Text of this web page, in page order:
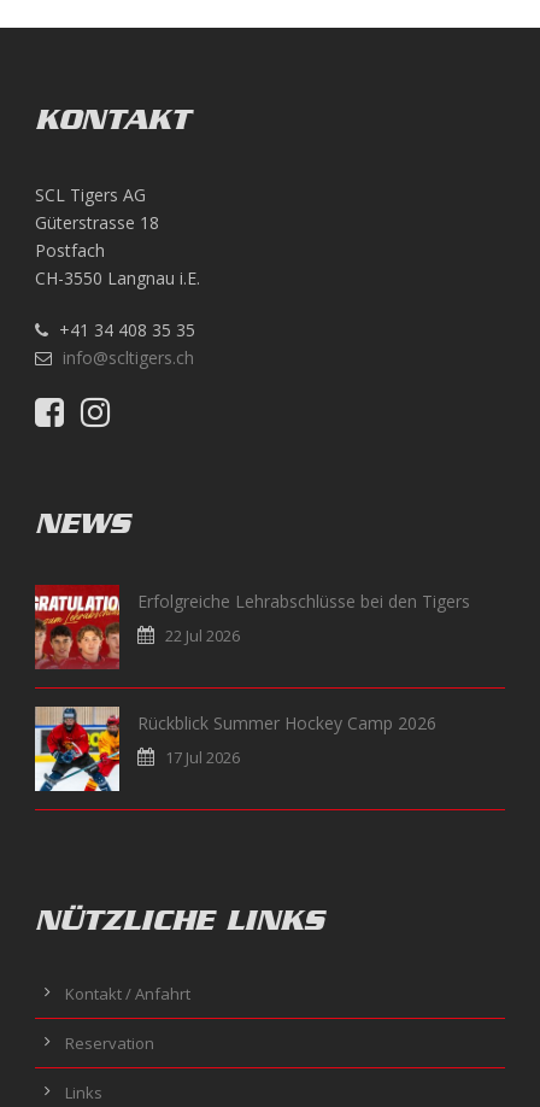
KONTAKT
SCL Tigers AG
Güterstrasse 18
Postfach
CH-3550 Langnau i.E.
+41 34 408 35 35
info@scltigers.ch
NEWS
Erfolgreiche Lehrabschlüsse bei den Tigers
22 Jul 2026
Rückblick Summer Hockey Camp 2026
17 Jul 2026
NÜTZLICHE LINKS
Kontakt / Anfahrt
Reservation
Links